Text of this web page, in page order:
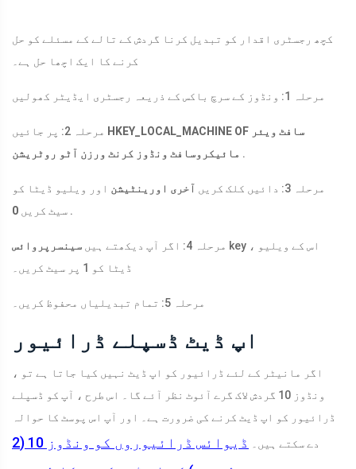
کچھ رجسٹری اقدار کو تبدیل کرنا گردش کے تالے کے مسئلے کو حل
کرنے کا ایک اچھا حل ہے۔
مرحلہ 1: ونڈوز کے سرچ باکس کے ذریعہ رجسٹری ایڈیٹر کھولیں
HKEY_LOCAL_MACHINE OF سافٹ ویئر
مائیکروسافٹ ونڈوز کرنٹ ورزن آٹو روٹریشن .
مرحلہ 3: دائیں کلک کریں آخری اورینٹیشن اور ویلیو ڈیٹا کو
سیٹ کریں 0 .
مرحلہ 4: اگر آپ دیکھتے ہیں سینسرپروائس
key ، اس کے ویلیو
ڈیٹا کو 1 پر سیٹ کریں۔
مرحلہ 5: تمام تبدیلیاں محفوظ کریں۔
اپ ڈیٹ ڈسپلے ڈرائیور
اگر مانیٹر کے لئے ڈرائیور کو اپ ڈیٹ نہیں کیا جاتا ہے تو ،
ونڈوز 10 گردش لاک گرے آئوٹ نظر آئے گا۔ اس طرح ، آپ کو ڈسپلے
ڈرائیور کو اپ ڈیٹ کرنے کی ضرورت ہے۔ اور آپ اس پوسٹ کا حوالہ
دے سکتے ہیں۔
ڈیوائس ڈرائیوروں کو ونڈوز 10 (2